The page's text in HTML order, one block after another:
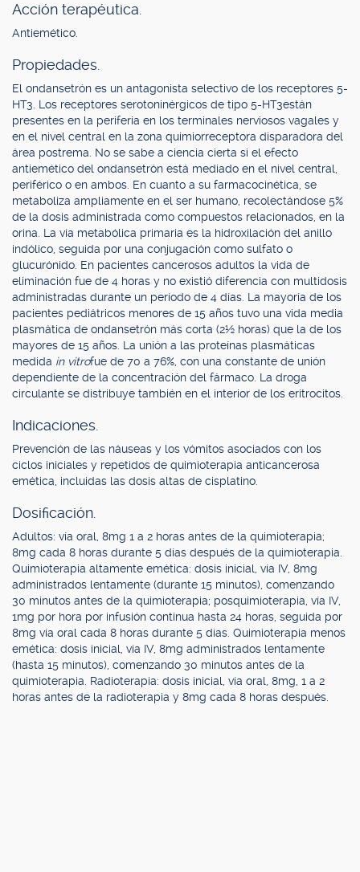
Acción terapéutica.
Antiemético.
Propiedades.
El ondansetrón es un antagonista selectivo de los receptores 5-
HT3. Los receptores serotoninérgicos de tipo 5-HT3están
presentes en la periferia en los terminales nerviosos vagales y
en el nivel central en la zona quimiorreceptora disparadora del
área postrema. No se sabe a ciencia cierta si el efecto
antiemético del ondansetrón está mediado en el nivel central,
periférico o en ambos. En cuanto a su farmacocinética, se
metaboliza ampliamente en el ser humano, recolectándose 5%
de la dosis administrada como compuestos relacionados, en la
orina. La vía metabólica primaria es la hidroxilación del anillo
indólico, seguida por una conjugación como sulfato o
glucurónido. En pacientes cancerosos adultos la vida de
eliminación fue de 4 horas y no existió diferencia con multidosis
administradas durante un período de 4 días. La mayoría de los
pacientes pediátricos menores de 15 años tuvo una vida media
plasmática de ondansetrón más corta (2½ horas) que la de los
mayores de 15 años. La unión a las proteínas plasmáticas
medida in vitrofue de 70 a 76%, con una constante de unión
dependiente de la concentración del fármaco. La droga
circulante se distribuye también en el interior de los eritrocitos.
Indicaciones.
Prevención de las náuseas y los vómitos asociados con los
ciclos iniciales y repetidos de quimioterapia anticancerosa
emética, incluidas las dosis altas de cisplatino.
Dosificación.
Adultos: vía oral, 8mg 1 a 2 horas antes de la quimioterapia;
8mg cada 8 horas durante 5 días después de la quimioterapia.
Quimioterapia altamente emética: dosis inicial, vía IV, 8mg
administrados lentamente (durante 15 minutos), comenzando
30 minutos antes de la quimioterapia; posquimioterapia, vía IV,
1mg por hora por infusión continua hasta 24 horas, seguida por
8mg vía oral cada 8 horas durante 5 días. Quimioterapia menos
emética: dosis inicial, vía IV, 8mg administrados lentamente
(hasta 15 minutos), comenzando 30 minutos antes de la
quimioterapia. Radioterapia: dosis inicial, vía oral, 8mg, 1 a 2
horas antes de la radioterapia y 8mg cada 8 horas después.